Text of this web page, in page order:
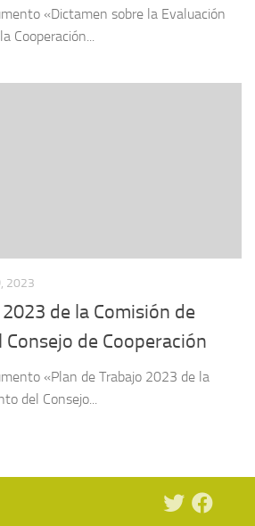
«Dictamen sobre la Evaluación
Cooperación...
2023
de la Comisión de
de Cooperación
«Plan de Trabajo 2023 de la
del Consejo...